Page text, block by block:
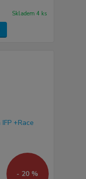
Skladem 4 ks
- 20 %